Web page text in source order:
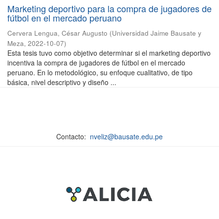
Marketing deportivo para la compra de jugadores de
fútbol en el mercado peruano
Cervera Lengua, César Augusto (Universidad Jaime Bausate y
Meza, 2022-10-07)
Esta tesis tuvo como objetivo determinar si el marketing deportivo
incentiva la compra de jugadores de fútbol en el mercado
peruano. En lo metodológico, su enfoque cualitativo, de tipo
básica, nivel descriptivo y diseño ...
Contacto: nveliz@bausate.edu.pe